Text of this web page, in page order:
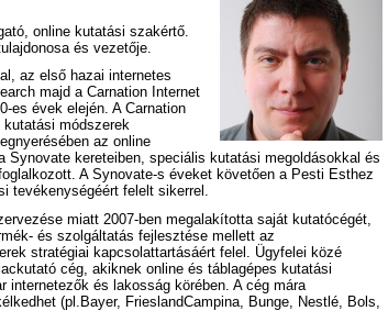
online kutatási szakértő.
és vezetője.
az első hazai internetes
majd a Carnation Internet
es évek elején. A Carnation
kutatási módszerek
az online
Synovate kereteiben, speciális kutatási megoldásokkal és
A Synovate-s éveket követően a Pesti Esthez
tevékenységéért felelt sikerrel.
miatt 2007-ben megalakította saját kutatócégét,
és szolgáltatás fejlesztése mellett az
stratégiai kapcsolattartásáért felel. Ügyfelei közé
cég, akiknek online és táblagépes kutatási
internetezők és lakosság körében. A cég mára
(pl.Bayer, FrieslandCampina, Bunge, Nestlé, Bols,